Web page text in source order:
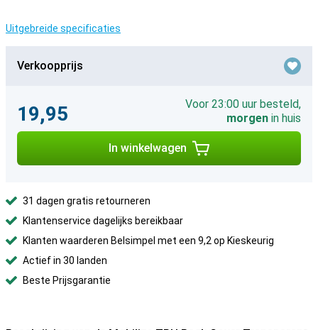
Uitgebreide specificaties
Verkoopprijs
19,95
Voor 23:00 uur besteld,
morgen in huis
In winkelwagen
31 dagen gratis retourneren
Klantenservice dagelijks bereikbaar
Klanten waarderen Belsimpel met een 9,2 op Kieskeurig
Actief in 30 landen
Beste Prijsgarantie